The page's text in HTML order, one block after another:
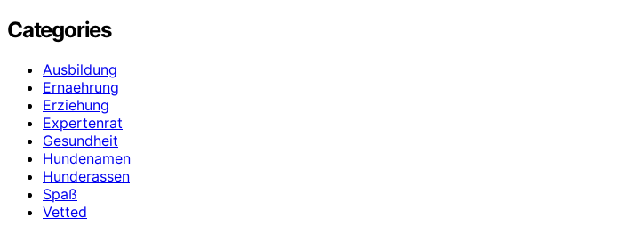
Categories
Ausbildung
Ernaehrung
Erziehung
Expertenrat
Gesundheit
Hundenamen
Hunderassen
Spaß
Vetted